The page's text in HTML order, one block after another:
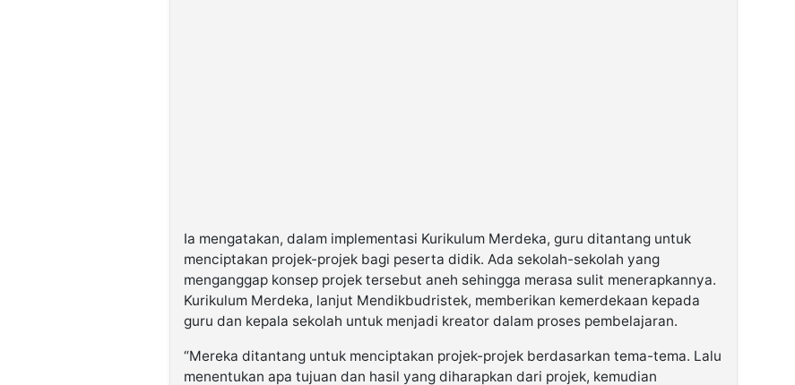
Ia mengatakan, dalam implementasi Kurikulum Merdeka, guru ditantang untuk
menciptakan projek-projek bagi peserta didik. Ada sekolah-sekolah yang
menganggap konsep projek tersebut aneh sehingga merasa sulit menerapkannya.
Kurikulum Merdeka, lanjut Mendikbudristek, memberikan kemerdekaan kepada
guru dan kepala sekolah untuk menjadi kreator dalam proses pembelajaran.
“Mereka ditantang untuk menciptakan projek-projek berdasarkan tema-tema. Lalu
menentukan apa tujuan dan hasil yang diharapkan dari projek, kemudian